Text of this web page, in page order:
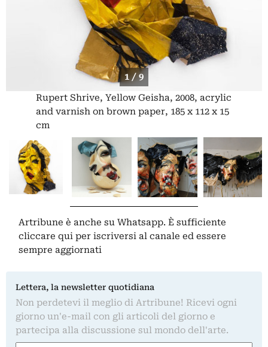
1 / 9
Rupert Shrive, Yellow Geisha, 2008, acrylic
and varnish on brown paper, 185 x 112 x 15
cm
Artribune è anche su Whatsapp. È sufficiente
cliccare qui per iscriversi al canale ed essere
sempre aggiornati
Lettera, la newsletter quotidiana
Non perdetevi il meglio di Artribune! Ricevi ogni
giorno un'e-mail con gli articoli del giorno e
partecipa alla discussione sul mondo dell'arte.